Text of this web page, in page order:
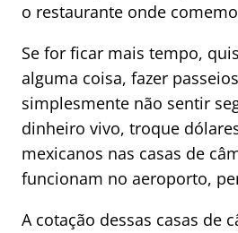
o restaurante onde
Se for ficar mais tempo,
alguma coisa, fazer
simplesmente não sentir
dinheiro vivo, troque
mexicanos nas casas de
funcionam no aeroporto,
A cotação dessas casas de